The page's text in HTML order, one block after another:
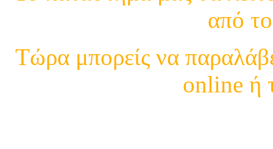
από
Τώρα μπορείς να
online ή